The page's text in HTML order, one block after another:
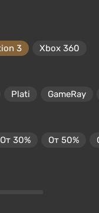
3 Xbox 360
Plati GameRay
От 30% От 50%